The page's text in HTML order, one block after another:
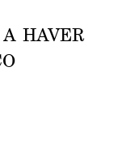
AHAVER
ESPAÇO DA